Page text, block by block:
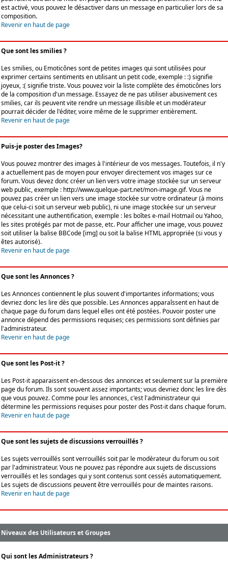
est activé, vous pouvez le désactiver dans un message en particulier lors de sa
composition.
Revenir en haut de page
Que sont les smilies ?
Les smilies, ou Emoticônes sont de petites images qui sont utilisées pour
exprimer certains sentiments en utilisant un petit code, exemple : :) signifie
joyeux, :( signifie triste. Vous pouvez voir la liste complète des émoticônes lors
de la composition d'un message. Essayez de ne pas utiliser abusivement ces
smilies, car ils peuvent vite rendre un message illisible et un modérateur
pourrait décider de l'éditer, voire même de le supprimer entièrement.
Revenir en haut de page
Puis-je poster des Images?
Vous pouvez montrer des images à l'intérieur de vos messages. Toutefois, il n'y
a actuellement pas de moyen pour envoyer directement vos images sur ce
forum. Vous devez donc créer un lien vers votre image stockée sur un serveur
web public, exemple : http://www.quelque-part.net/mon-image.gif. Vous ne
pouvez pas créer un lien vers une image stockée sur votre ordinateur (à moins
que celui-ci soit un serveur web public), ni une image stockée sur un serveur
nécessitant une authentification, exemple : les boîtes e-mail Hotmail ou Yahoo,
les sites protégés par mot de passe, etc. Pour afficher une image, vous pouvez
soit utiliser la balise BBCode [img] ou soit la balise HTML appropriée (si vous y
êtes autorisé).
Revenir en haut de page
Que sont les Annonces ?
Les Annonces contiennent le plus souvent d'importantes informations; vous
devriez donc les lire dès que possible. Les Annonces apparaîssent en haut de
chaque page du forum dans lequel elles ont été postées. Pouvoir poster une
annonce dépend des permissions requises; ces permissions sont définies par
l'administrateur.
Revenir en haut de page
Que sont les Post-it ?
Les Post-it apparaissent en-dessous des annonces et seulement sur la première
page du forum. Ils sont souvent assez importants; vous devriez donc les lire dès
que vous pouvez. Comme pour les annonces, c'est l'administrateur qui
détermine les permissions requises pour poster des Post-it dans chaque forum.
Revenir en haut de page
Que sont les sujets de discussions verrouillés ?
Les sujets verrouillés sont verrouillés soit par le modérateur du forum ou soit
par l'administrateur. Vous ne pouvez pas répondre aux sujets de discussions
verrouillés et les sondages qui y sont contenus sont cessés automatiquement.
Les sujets de discussions peuvent être verrouillés pour de maintes raisons.
Revenir en haut de page
Niveaux des Utilisateurs et Groupes
Qui sont les Administrateurs ?